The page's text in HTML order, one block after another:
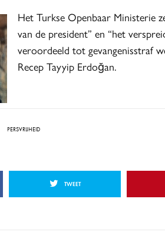
Het Turkse Openbaar Ministerie
van de president” en “het
veroordeeld tot gevangenisstraf
Recep Tayyip Erdoğan.
PERSVRIJHEID
TWEET